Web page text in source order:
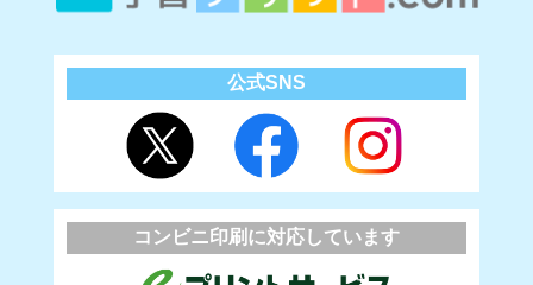
公式SNS
コンビニ印刷に対応しています